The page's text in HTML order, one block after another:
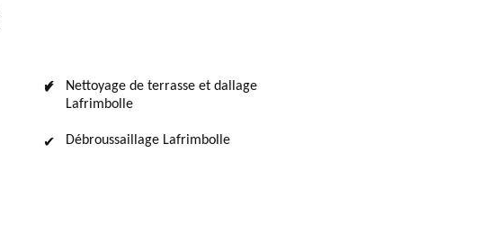
Nettoyage de terrasse et dallage
Lafrimbolle
Débroussaillage Lafrimbolle